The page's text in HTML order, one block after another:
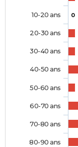
0
10-20 ans
20-30 ans
30-40 ans
40-50 ans
50-60 ans
60-70 ans
70-80 ans
80-90 ans